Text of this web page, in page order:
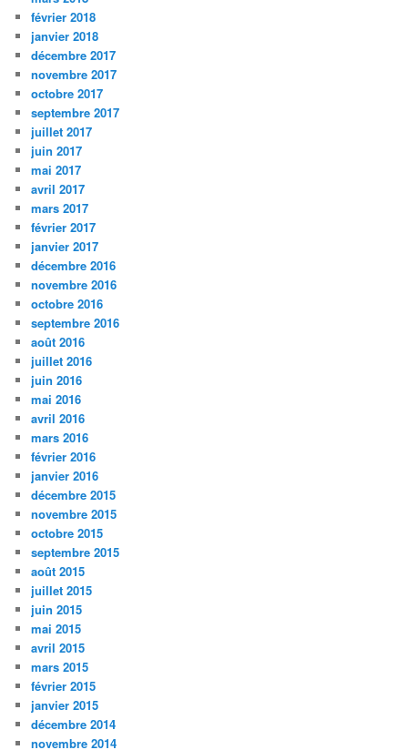
février 2018
janvier 2018
décembre 2017
novembre 2017
octobre 2017
septembre 2017
juillet 2017
juin 2017
mai 2017
avril 2017
mars 2017
février 2017
janvier 2017
décembre 2016
novembre 2016
octobre 2016
septembre 2016
août 2016
juillet 2016
juin 2016
mai 2016
avril 2016
mars 2016
février 2016
janvier 2016
décembre 2015
novembre 2015
octobre 2015
septembre 2015
août 2015
juillet 2015
juin 2015
mai 2015
avril 2015
mars 2015
février 2015
janvier 2015
décembre 2014
novembre 2014